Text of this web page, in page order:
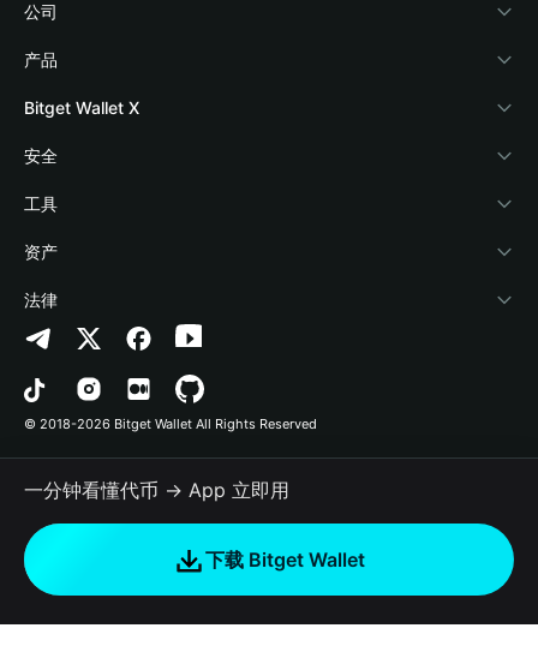
公司
关于 Bitget Wallet
博客
学院
加密资讯
帮助中心
联系我们
品牌资源
工作机会
产品
加密卡
稳定币理财
Payfi Crypto
Crypto Swap API
山寨季指数
预测市场
DApp
RWA
如何购买加密货币
Bitget Wallet X
开发者文档
接入钱包
Bitget Wallet Pay
合作上架
安全
风险保障基金
安全防护技术
工具
快捷买币
授权检测
合约检测
批量转账
资产
Arbitrum
Avalanche
Bitcoin
Polygon
法律
隐私协议
用户使用协议
© 2018-2026 Bitget Wallet All Rights Reserved
一分钟看懂代币 → App 立即用
下载 Bitget Wallet